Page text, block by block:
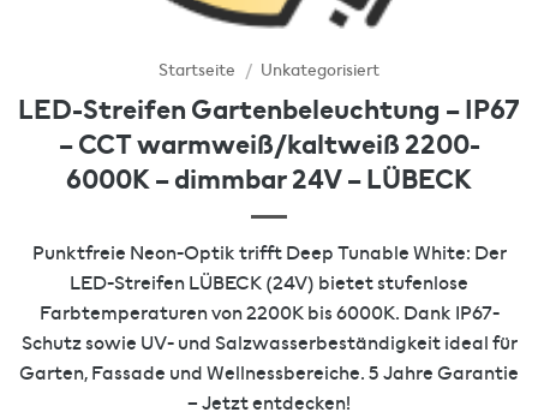
Startseite / Unkategorisiert
LED-Streifen Gartenbeleuchtung – IP67
– CCT warmweiß/kaltweiß 2200-
6000K – dimmbar 24V – LÜBECK
Punktfreie Neon-Optik trifft Deep Tunable White: Der
LED-Streifen LÜBECK (24V) bietet stufenlose
Farbtemperaturen von 2200K bis 6000K. Dank IP67-
Schutz sowie UV- und Salzwasserbeständigkeit ideal für
Garten, Fassade und Wellnessbereiche. 5 Jahre Garantie
– Jetzt entdecken!